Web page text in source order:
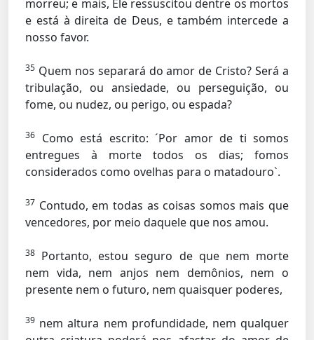
morreu; e mais, Ele ressuscitou dentre os mortos
e está à direita de Deus, e também intercede a
nosso favor.
35 Quem nos separará do amor de Cristo? Será a
tribulação, ou ansiedade, ou perseguição, ou
fome, ou nudez, ou perigo, ou espada?
36
Como está escrito: ´Por amor de ti somos
entregues à morte todos os dias; fomos
considerados como ovelhas para o matadouro`.
37 Contudo, em todas as coisas somos mais que
vencedores, por meio daquele que nos amou.
38 Portanto, estou seguro de que nem morte
nem vida, nem anjos nem demônios, nem o
presente nem o futuro, nem quaisquer poderes,
39 nem altura nem profundidade, nem qualquer